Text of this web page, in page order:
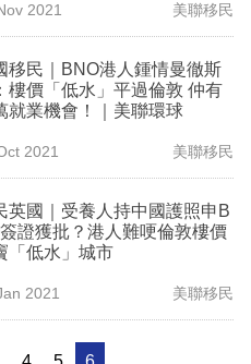
2021 美聯移民
移民｜BNO港人鍾情曼徹斯
樓價「低水」平過倫敦 仲有
就業機會！｜美聯環球
2021 美聯移民
英國｜受養人持中國護照申B
證獲批？港人難哽倫敦樓價
「低水」城市
2021 美聯移民